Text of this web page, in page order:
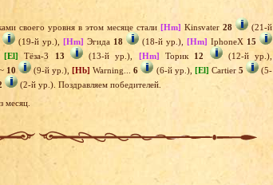
своего уровня в этом месяце стали [Hm] Kinsvater 28
(21-й
(19-й ур.), [Hm] Эгида 18 (18-й ур.), [Hm] IphoneX 15
[El] Тёза-3 13 (13-й ур.), [Hm] Торик 12
(12-й ур.),
10 (9-й ур.), [Hb] Warning...6 (6-й ур.), [El] Cartier 5
(5-
(2-й ур.). Поздравляем победителей.
месяц.